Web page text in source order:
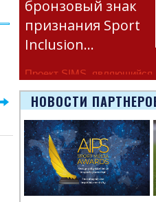
бронзовый знак
признания Sport
Inclusion…
Проект SIMS, являющийся
частью программы
Erasmus+ Европейско
НОВОСТИ